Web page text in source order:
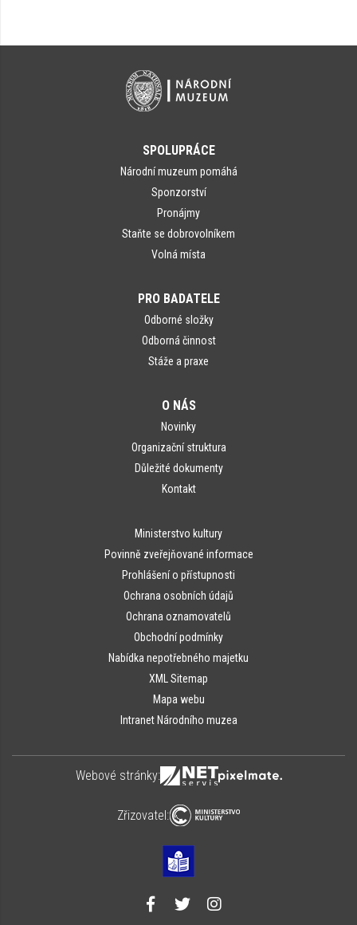
SPOLUPRÁCE
Národní muzeum pomáhá
Sponzorství
Pronájmy
Staňte se dobrovolníkem
Volná místa
PRO BADATELE
Odborné složky
Odborná činnost
Stáže a praxe
O NÁS
Novinky
Organizační struktura
Důležité dokumenty
Kontakt
Ministerstvo kultury
Povinně zveřejňované informace
Prohlášení o přístupnosti
Ochrana osobních údajů
Ochrana oznamovatelů
Obchodní podmínky
Nabídka nepotřebného majetku
XML Sitemap
Mapa webu
Intranet Národního muzea
Webové stránky:
Zřizovatel: